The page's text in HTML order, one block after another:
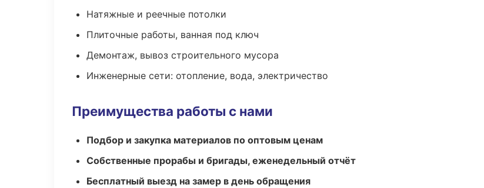
Натяжные и реечные потолки
Плиточные работы, ванная под ключ
Демонтаж, вывоз строительного мусора
Инженерные сети: отопление, вода, электричество
Преимущества работы с нами
Подбор и закупка материалов по оптовым ценам
Собственные прорабы и бригады, еженедельный отчёт
Бесплатный выезд на замер в день обращения